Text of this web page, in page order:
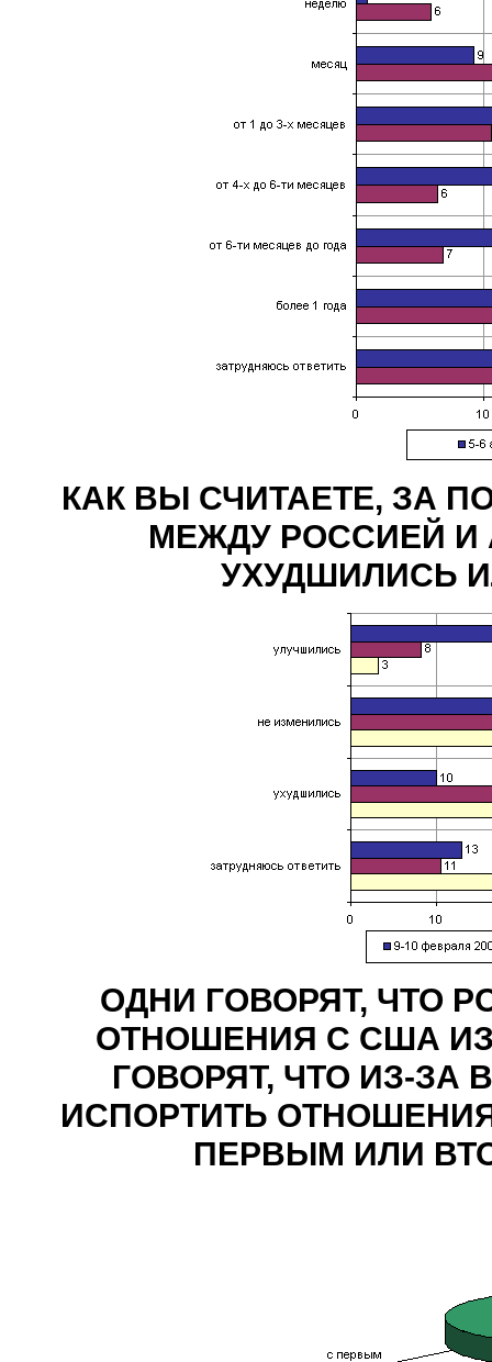
КАК ВЫ СЧИТАЕТЕ, ЗА
МЕЖДУ РОССИЕЙ
УХУДШИЛИСЬ
ОДНИ ГОВОРЯТ, ЧТО
ОТНОШЕНИЯ С США
ГОВОРЯТ, ЧТО ИЗ-ЗА
ИСПОРТИТЬ
ПЕРВЫМ ИЛИ